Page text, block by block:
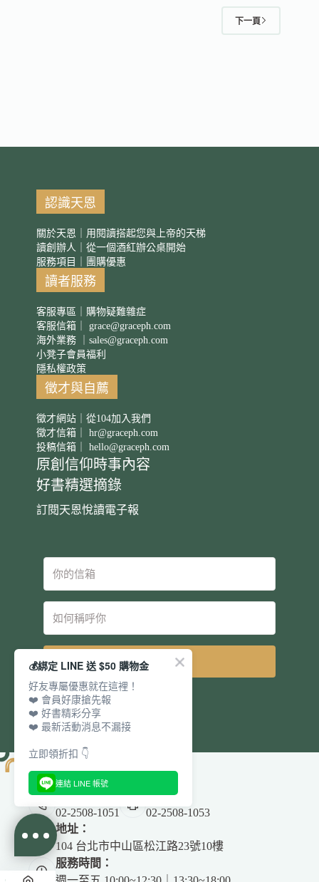
下一頁
認識天恩
關於天恩｜用閱讀搭起您與上帝的天梯
讀創辦人｜從一個酒紅辦公桌開始
服務項目｜團購優惠
讀者服務
客服專區｜購物疑難雜症
客服信箱｜ grace@graceph.com
海外業務 ｜ sales@graceph.com
小凳子會員福利
隱私權政策
徵才與自薦
徵才網站｜從104加入我們
徵才信箱｜ hr@graceph.com
投稿信箱｜ hello@graceph.com
原創信仰時事內容
好書精選摘錄
訂閱天恩悅讀電子報
立即訂閱
電話：
02-2508-1051
傳真：
02-2508-1053
地址：
104 台北市中山區松江路23號10樓
服務時間：
💰綁定 LINE 送 $50 購物金
好友專屬優惠就在這裡！
❤️ 會員好康搶先報
❤️ 好書精彩分享
❤️ 最新活動消息不漏接
立即領折扣 👇
連結 LINE 帳號